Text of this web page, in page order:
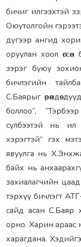
бичиг илгээхтэй
Оюутолгойн
дүгээр ангид
оруулан хоол
зэрэг буюу
бичлэгийн
С.Баярыг өрөөндөө
боллоо”,
сүлбээтэй нь
хэрэгтэй” гэх
явуулга нь
байх нь
захиалагчийн цаад
тэрхүү бичлэгт
сайд асан С.Баяр
орно. Харин араас
харагдана.